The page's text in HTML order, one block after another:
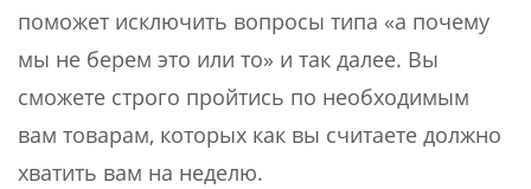
поможет исключить вопросы типа «а почему
мы не берем это или то» и так далее. Вы
сможете строго пройтись по необходимым
вам товарам, которых как вы считаете должно
хватить вам на неделю.